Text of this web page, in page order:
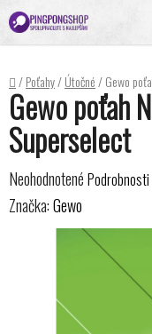
Prejsť
na
obsah
Domov
/Poťahy/Útočné/Gewo
Gewo poťah
Superselect
Priemerné
hodnotenie
Neohodnotené
Značka:Gewo